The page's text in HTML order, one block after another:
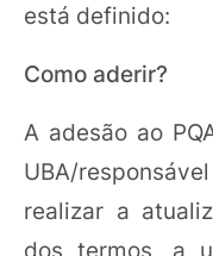
está definido:
Como aderir?
A adesão ao
UBA/
realizar a